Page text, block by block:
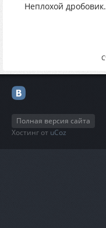
Неплохой
Полная версия сайта
Хостинг от uCoz